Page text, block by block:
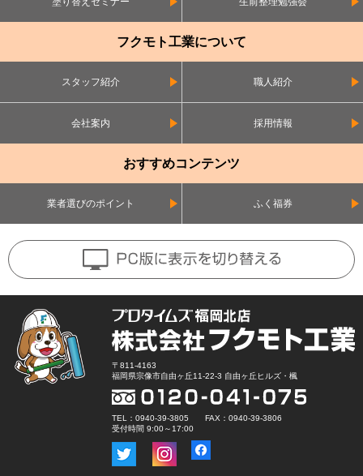
フクモト工業について
スタッフ紹介 職人紹介
会社案内 採用情報
おすすめコンテンツ
業者選びのポイント ふく福券
〒811-4163
福岡県宗像市自由ヶ丘11-22-3 自由ヶ丘ヒルズ・楓
TEL：0940-39-3805 FAX：0940-39-3806
受付時間 9:00～17:00